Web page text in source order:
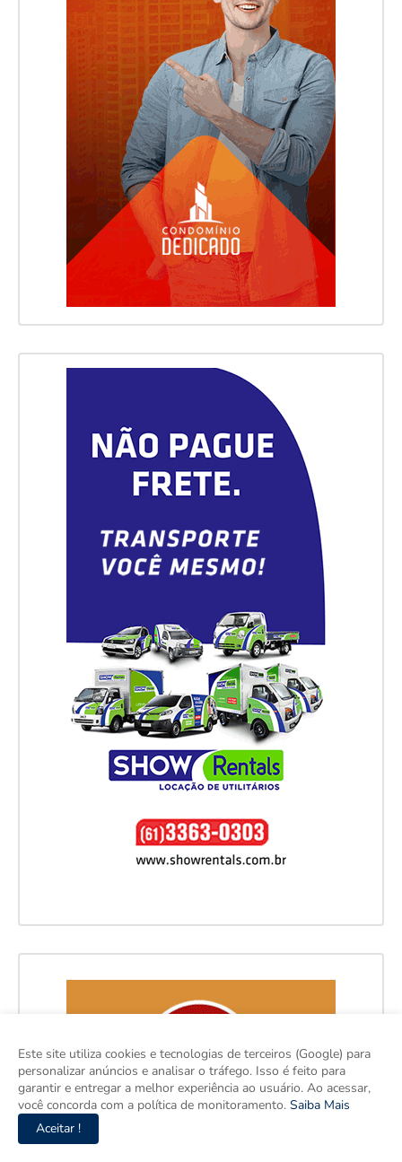
Este site utiliza cookies e tecnologias de terceiros (Google) para
personalizar anúncios e analisar o tráfego. Isso é feito para
garantir e entregar a melhor experiência ao usuário. Ao acessar,
você concorda com a política de monitoramento. Saiba Mais
Aceitar !